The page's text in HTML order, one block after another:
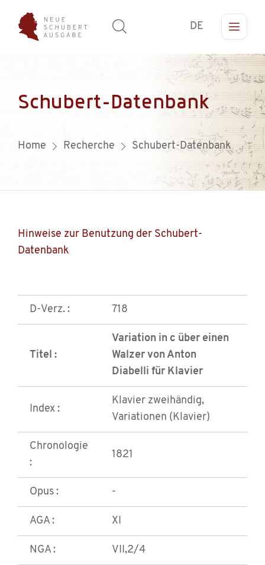
DE
Schubert-Datenbank
Home Recherche Schubert-Datenbank
Hinweise zur Benutzung der Schubert-
Datenbank
D-Verz. : 718
Titel :
Variation in c über einen
Walzer von Anton
Diabelli für Klavier
Index :
Klavier zweihändig,
Variationen (Klavier)
Chronologie
:
1821
Opus : -
AGA : XI
NGA : VII,2/4